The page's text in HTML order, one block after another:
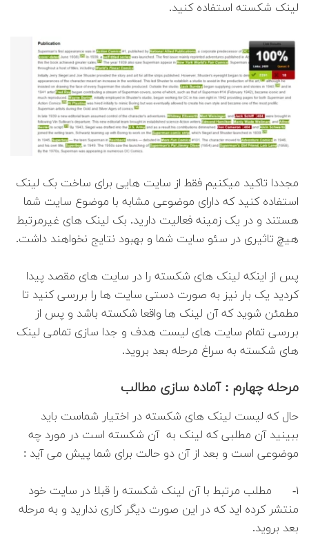
لینک شکسته استفاده کنید.
مجددا تاکید میکنیم فقط از سایت هایی برای ساخت بک لینک
استفاده کنید که دارای موضوعی مشابه با موضوع سایت شما
هستند و در یک زمینه فعالیت دارید. بک لینک های غیرمرتبط
هیچ تاثیری در سئو سایت شما و بهبود نتایج نخواهند داشت.
پس از اینکه لینک های شکسته را در سایت های مقصد پیدا
کردید یک بار نیز به صورت دستی سایت ها را بررسی کنید تا
مطمئن شوید که آن لینک ها واقعا شکسته باشد و پس از
بررسی تمام سایت های لیست هدف و جدا سازی تمامی لینک
های شکسته به سراغ مرحله بعد بروید.
مرحله چهارم : آماده سازی مطالب
حال که لیست لینک های شکسته در اختیار شماست باید
ببینید آن مطلبی که لینک به آن شکسته است در مورد چه
موضوعی است و بعد از آن دو حالت برای شما پیش می آید :
۱- مطلب مرتبط با آن لینک شکسته را قبلا در سایت خود
منتشر کرده اید که در این صورت دیگر کاری ندارید و به مرحله
بعد بروید.